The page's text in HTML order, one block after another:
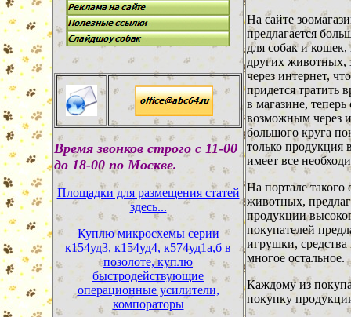
Время звонков строго с 11-00
до 18-00 по Москве.
Площадки для размещения статей
здесь...
Куплю микросхемы серии
к154уд3, к154уд4, к574уд1а,б в
позолоте, куплю
быстродействующие
операционные усилители,
компораторы
На сайте
предлагается
для собак и
других животных,
через интернет,
придется тратить
в магазине,
возможным через
большого круга
только продукция
имеет все
На портале такого
животных,
продукции
покупателей
игрушки, средства
многое остальное.
Каждому из
покупку